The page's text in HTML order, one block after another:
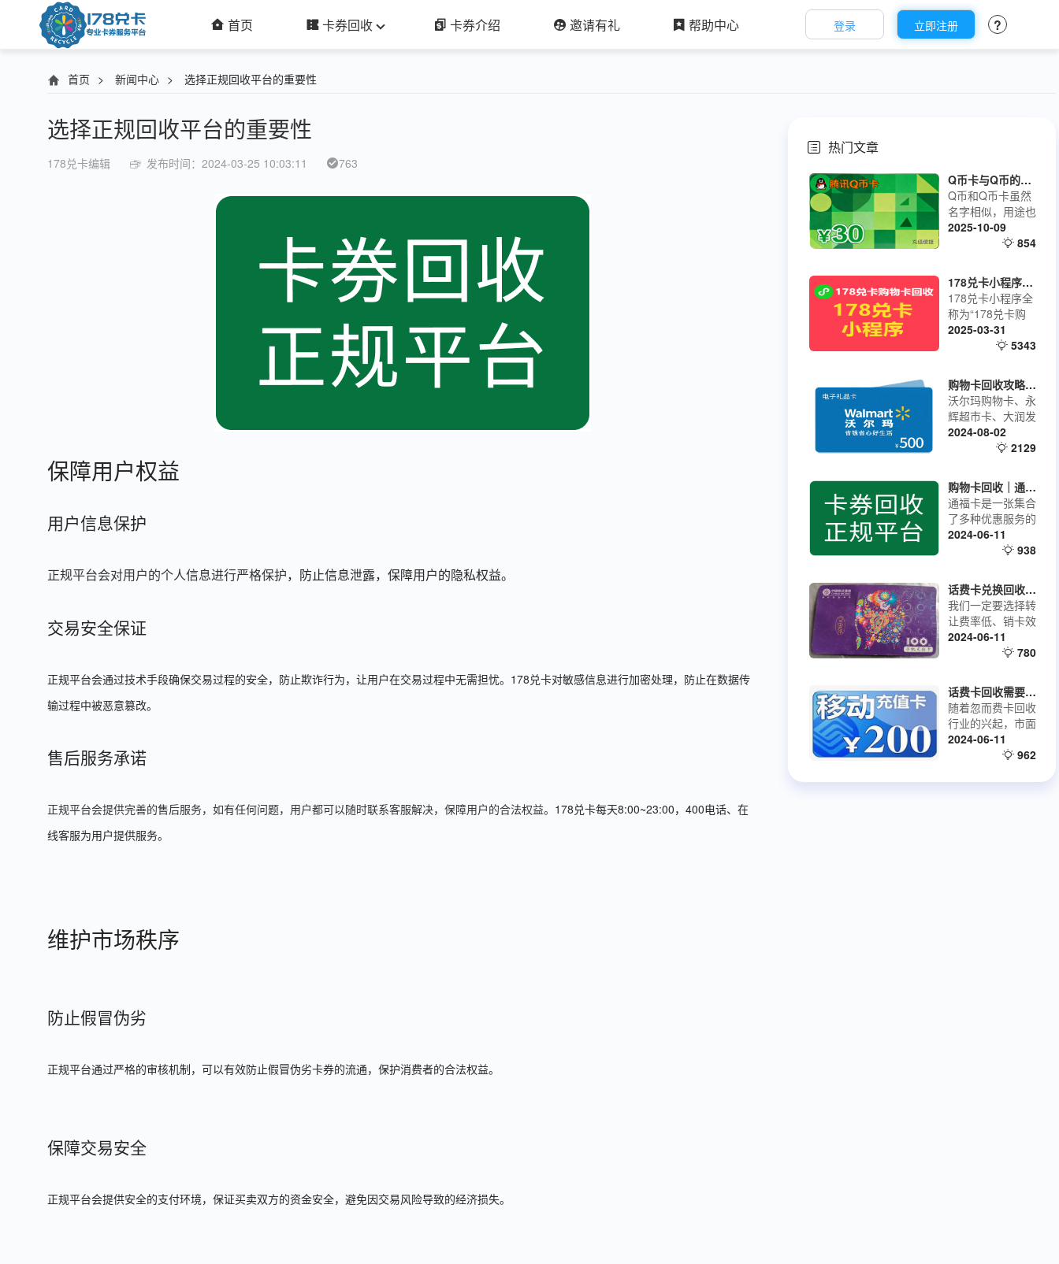
首页 卡券回收 卡券介绍 邀请有礼 帮助中心 登录 立即注册 ?
首页 > 新闻中心 > 选择正规回收平台的重要性
选择正规回收平台的重要性
178兑卡编辑 发布时间：2024-03-25 10:03:11 763
保障用户权益
用户信息保护
正规平台会对用户的个人信息进行严格保护，防止信息泄露，保障用户的隐私权益。
交易安全保证
正规平台会通过技术手段确保交易过程的安全，防止欺诈行为，让用户在交易过程中无需担忧。178兑卡对敏感信息进行加密处理，防止在数据传
输过程中被恶意篡改。
售后服务承诺
正规平台会提供完善的售后服务，如有任何问题，用户都可以随时联系客服解决，保障用户的合法权益。 178兑卡每天8:00~23:00，400电话、在
线客服为用户提供服务。
维护市场秩序
防止假冒伪劣
正规平台通过严格的审核机制，可以有效防止假冒伪劣卡券的流通，保护消费者的合法权益。
保障交易安全
正规平台会提供安全的支付环境，保证买卖双方的资金安全，避免因交易风险导致的经济损失。
热门文章
Q币卡与Q币的区别
Q币和Q币卡虽然
名字相似，用途也
基本一致，但它们
是两种不同的存在
2025-10-09
854
178兑卡小程序使用教程
178兑卡小程序全
称为“178兑卡购
物卡回收”
2025-03-31
5343
购物卡回收攻略，沃尔玛购物卡高价回收指南
沃尔玛购物卡、永
辉超市卡、大润发
购物卡、天猫超市
卡等，都是特别常
如果收到这些卡，
我们又暂时用不
上，是可以把他们
变现换取现金的，
可能很多朋友没有
这么操作过，接下
是购物卡回收变现
的攻略，希望对大
家有帮助。
2024-08-02
2129
购物卡回收｜通福卡的回收流程
通福卡是一张集合
了多种优惠服务的
会员卡，涵盖了餐
饮、娱乐、购物等
可以在合作商家处
享受专属折扣、积
分兑换、会员特权
等多项福利。无论
是日常购物还是休
闲娱乐，通福卡都
的实惠。通福卡与
众多知名品牌商家
建立了合作关系，
2024-06-11
938
话费卡兑换回收平台介绍，话费卡转让回收哪家平台费率更低?
我们一定要选择转
让费率低、销卡效
率高，到账速度快
的平台进行回收变
能够高效的回收你
的话费卡，还能将
你的损失降到最
低，最大限度的维
护消费者权益，是
一家良心平台，值
得托付！
2024-06-11
780
话费卡回收需要注意这几点！
随着忽而费卡回收
行业的兴起，市面
上出现的话费卡回
收平台也越来越
乱，我们在回收话
2024-06-11
962